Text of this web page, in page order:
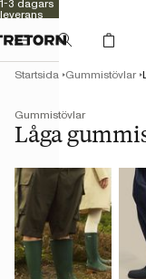
1-3 dagars
leverans
Kvalitet
sedan 1891
Gummistövlar
Låga
Startsida Gummistövlar